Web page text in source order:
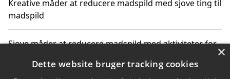
Kreative måder at reducere madspild med sjove ting til
madspild
Sjove måder at reducere madspild med aktiviteter for×
Dette website bruger tracking cookies